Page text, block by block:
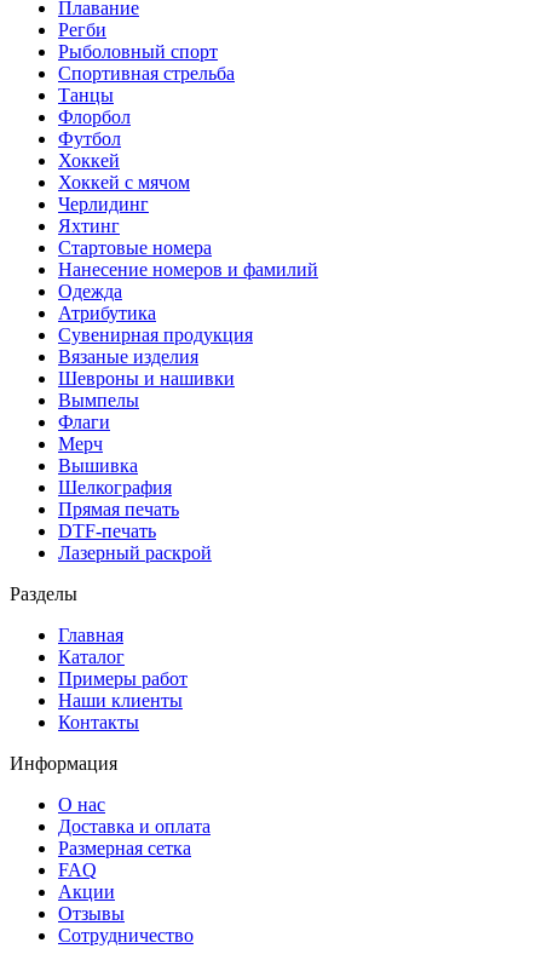
Плавание
Регби
Рыболовный спорт
Спортивная стрельба
Танцы
Флорбол
Футбол
Хоккей
Хоккей с мячом
Черлидинг
Яхтинг
Стартовые номера
Нанесение номеров и фамилий
Одежда
Атрибутика
Сувенирная продукция
Вязаные изделия
Шевроны и нашивки
Вымпелы
Флаги
Мерч
Вышивка
Шелкография
Прямая печать
DTF-печать
Лазерный раскрой
Разделы
Главная
Каталог
Примеры работ
Наши клиенты
Контакты
Информация
О нас
Доставка и оплата
Размерная сетка
FAQ
Акции
Отзывы
Сотрудничество